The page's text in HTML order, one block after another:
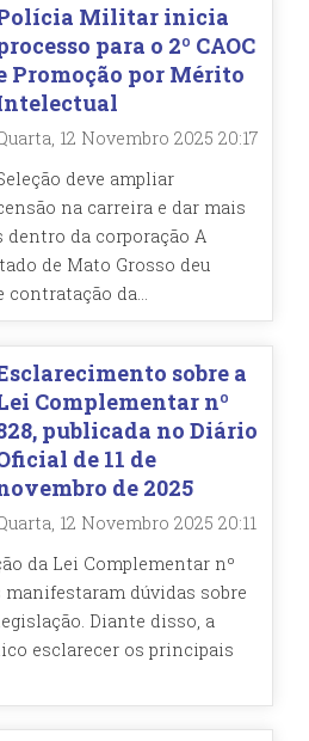
Militar inicia
para o 2º CAOC
Promoção por Mérito
12 Novembro 2025 20:17
deve ampliar
na carreira e dar mais
dentro da corporação A
de Mato Grosso deu
da...
sobre a
Complementar nº
publicada no Diário
de 11 de
de 2025
12 Novembro 2025 20:11
da Lei Complementar nº
dúvidas sobre
Diante disso, a
esclarecer os principais